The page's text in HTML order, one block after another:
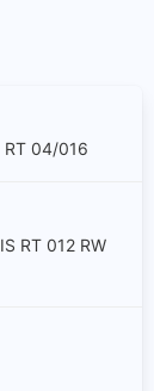
RT 04/016
RT 012 RW